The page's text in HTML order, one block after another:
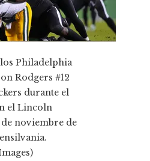
Philadelphia
Rodgers #12
durante el
el Lincoln
noviembre de